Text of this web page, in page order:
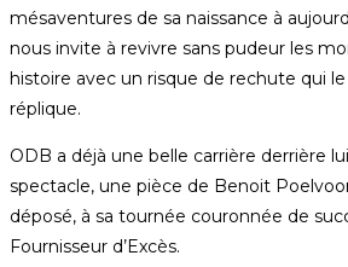
mésaventures de sa naissance à
nous invite à revivre sans pudeur les
histoire avec un risque de rechute qui
réplique.
ODB a déjà une belle carrière derrière
spectacle, une pièce de Benoit
déposé, à sa tournée couronnée de
Fournisseur d’Excès.